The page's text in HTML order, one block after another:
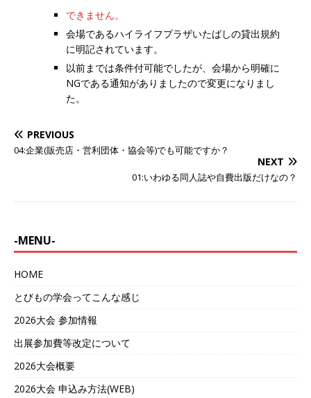
できません。
会場であるハイライフプラザいたばしの貸出規約
に明記されています。
以前までは条件付可能でしたが、会場から明確に
NGである通知がありましたので変更になりまし
た。
PREVIOUS
04:企業(販売店・営利団体・協会等)でも可能ですか？
NEXT
01:いわゆる同人誌や自費出版だけなの？
-MENU-
HOME
とびもの学会ってこんな感じ
2026大会 参加情報
出展参加費等改定について
2026大会概要
2026大会 申込み方法(WEB)